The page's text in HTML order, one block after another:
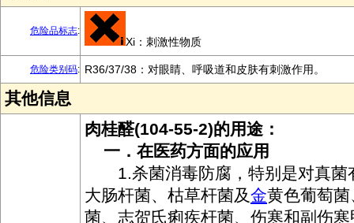
危险品标志:
Xi：刺激性物质
危险类别码: R36/37/38：对眼睛、呼吸道和皮肤有刺激作用。
其他信息
肉桂醛(104-55-2)的用途：
一．在医药方面的应用
1.杀菌消毒防腐，特别是对真菌
大肠杆菌、枯草杆菌及金黄色葡萄
菌、志贺氏痢疾杆菌、伤寒和副伤